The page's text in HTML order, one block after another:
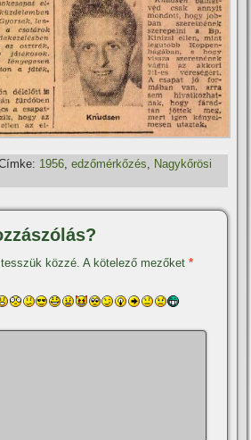
1956 ,edzőmérkőzés
Nagykőrösi
közzé. A kötelező mezőket*